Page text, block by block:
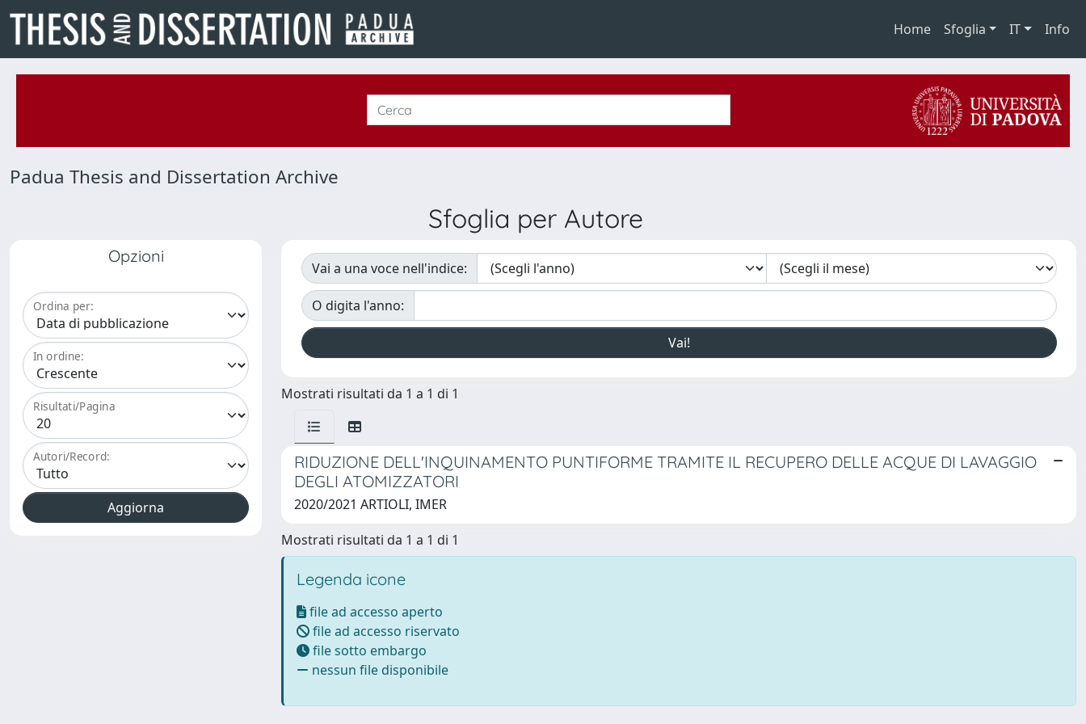
Home Sfoglia IT Info
Padua Thesis and Dissertation Archive
Sfoglia per Autore
Opzioni
Ordina per:
In ordine:
Risultati/Pagina
Autori/Record:
Vai a una voce nell'indice:
O digita l'anno:
Mostrati risultati da 1 a 1 di 1
RIDUZIONE DELL'INQUINAMENTO PUNTIFORME TRAMITE IL RECUPERO DELLE ACQUE DI LAVAGGIO
DEGLI ATOMIZZATORI
2020/2021 ARTIOLI, IMER
Mostrati risultati da 1 a 1 di 1
Legenda icone
file ad accesso aperto
file ad accesso riservato
file sotto embargo
nessun file disponibile